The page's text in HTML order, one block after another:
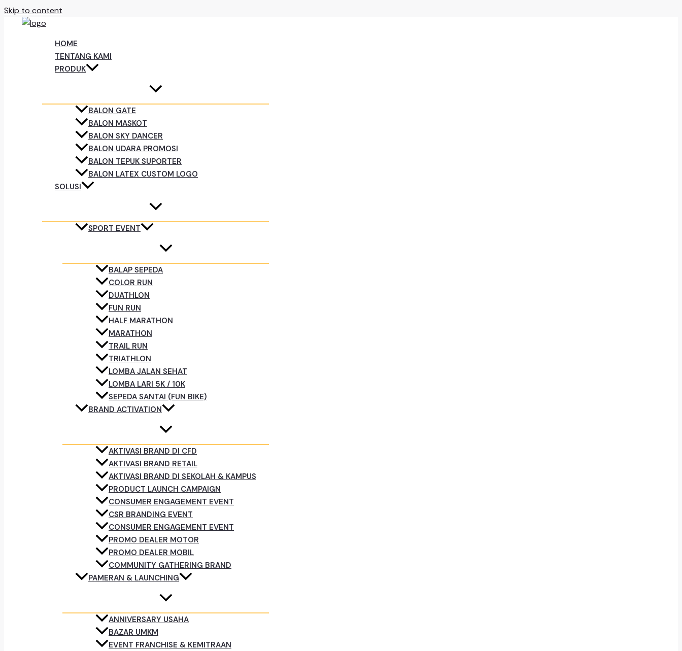
Skip to content
HOME
TENTANG KAMI
PRODUK
BALON GATE
BALON MASKOT
BALON SKY DANCER
BALON UDARA PROMOSI
BALON TEPUK SUPORTER
BALON LATEX CUSTOM LOGO
SOLUSI
SPORT EVENT
BALAP SEPEDA
COLOR RUN
DUATHLON
FUN RUN
HALF MARATHON
MARATHON
TRAIL RUN
TRIATHLON
LOMBA JALAN SEHAT
LOMBA LARI 5K / 10K
SEPEDA SANTAI (FUN BIKE)
BRAND ACTIVATION
AKTIVASI BRAND DI CFD
AKTIVASI BRAND RETAIL
AKTIVASI BRAND DI SEKOLAH & KAMPUS
PRODUCT LAUNCH CAMPAIGN
CONSUMER ENGAGEMENT EVENT
CSR BRANDING EVENT
CONSUMER ENGAGEMENT EVENT
PROMO DEALER MOTOR
PROMO DEALER MOBIL
COMMUNITY GATHERING BRAND
PAMERAN & LAUNCHING
ANNIVERSARY USAHA
BAZAR UMKM
EVENT FRANCHISE & KEMITRAAN